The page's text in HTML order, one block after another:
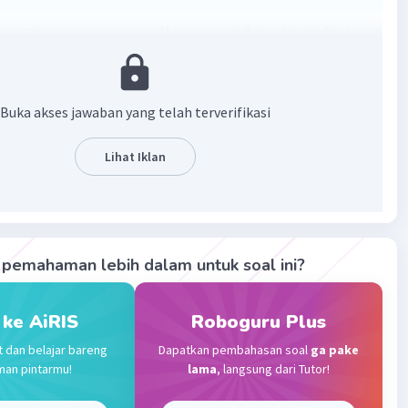
Pertempuran Margarana terjadi pada tahun 1946, di
Indonesia di bawah pimpinan I Gusti Ngurah Rai
melawan pasukan Belanda dalam upaya
kemerdekaan Indonesia. Pertempuran ini menjadi
momen penting dalam sejarah perjuangan kemerdekaan
F Level 43
terverifikasi
ini dipimpin oleh Kepala Divisi Sunda Kecil Kolonel I
Buka akses jawaban yang telah terverifikasi
Lihat Iklan
lebih dalam untuk soal ini?
AiRIS
dan belajar bareng
pintarmu!
Roboguru Plus
Dapatkan pembahasan soal ga pake
lama, langsung dari Tutor!